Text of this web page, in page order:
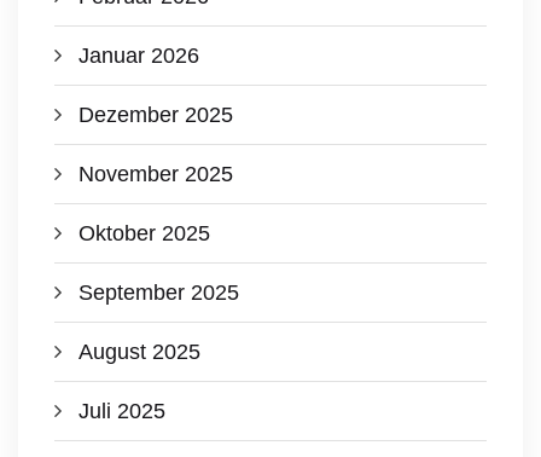
Januar 2026
Dezember 2025
November 2025
Oktober 2025
September 2025
August 2025
Juli 2025